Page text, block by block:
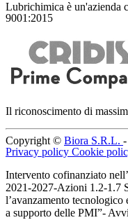
Lubrichimica è un'azienda
9001:2015
Il riconoscimento di
Copyright © Biora S.R.L.
Privacy policy Cookie
Intervento cofinanziato
2021-2027-Azioni 1.2-1.7
l’avanzamento
a supporto delle PMI”-